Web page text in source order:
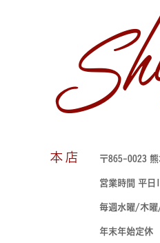
本店 〒865-0023 熊
営業時間 平日
毎週水曜/木
年末年始定休